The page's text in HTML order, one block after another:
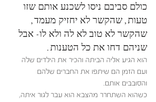
כולם סביבם ניסו לשכנע אותם שזו
טעות, שהקשר לא יחזיק מעמד,
שהקשר לא טוב לא לה ולא לו- אבל
שניהם דחו את כל הטענות.
הוא הגיע אליה הביתה והכיר את הילדים שלה
ועם הזמן הם שיתפו את החברים שלהם
והסובבים אותם.
כשהוא השתחרר מהצבא הוא עבר לגור איתה,